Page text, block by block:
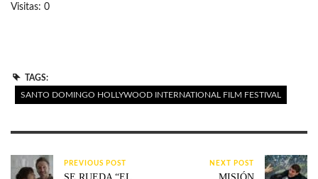
Visitas: 0
TAGS:
SANTO DOMINGO HOLLYWOOD INTERNATIONAL FILM FESTIVAL
PREVIOUS POST NEXT POST